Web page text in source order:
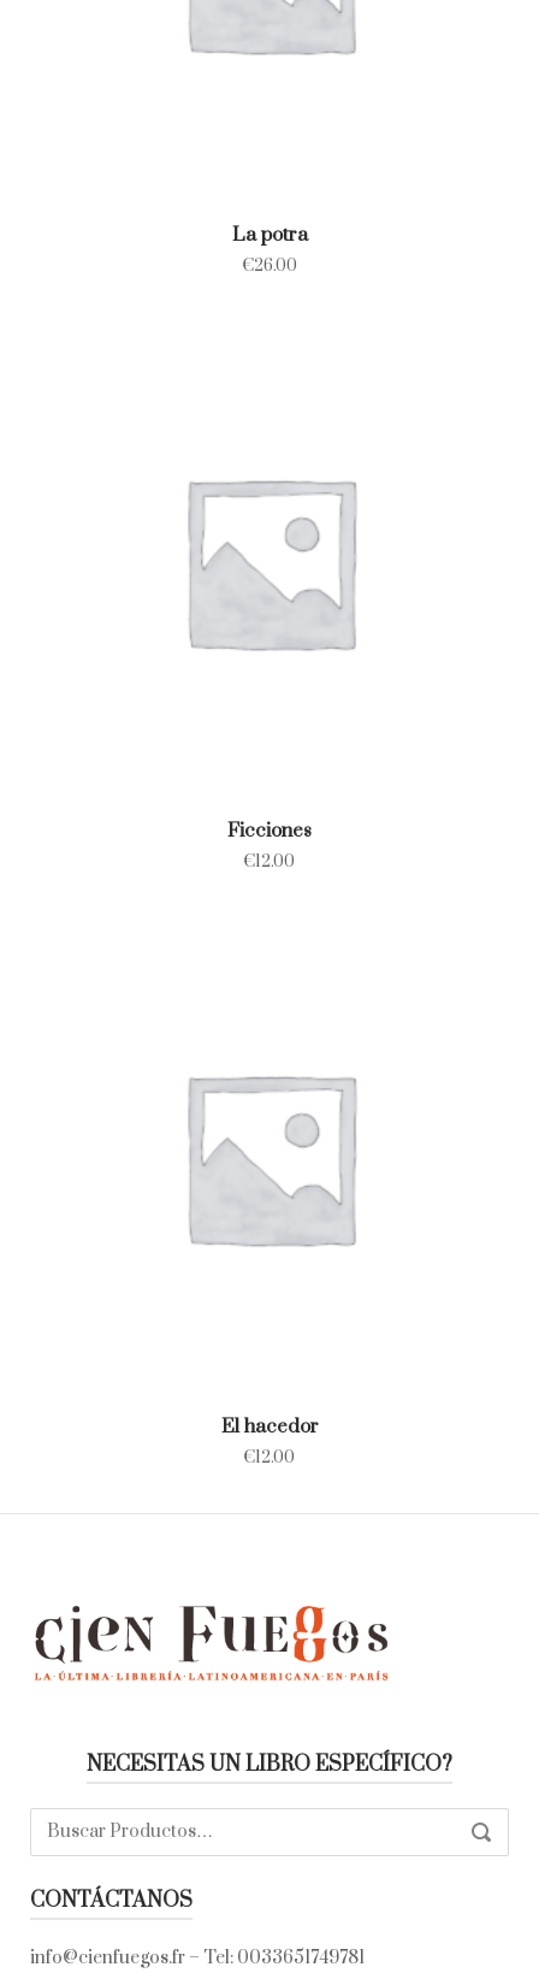
La potra
€26.00
Ficciones
€12.00
El hacedor
€12.00
NECESITAS UN LIBRO ESPECÍFICO?
Buscar:
CONTÁCTANOS
info@cienfuegos.fr – Tel: 0033651749781